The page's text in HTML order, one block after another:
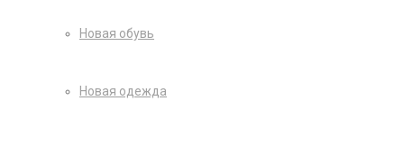
Новая обувь
Новая одежда